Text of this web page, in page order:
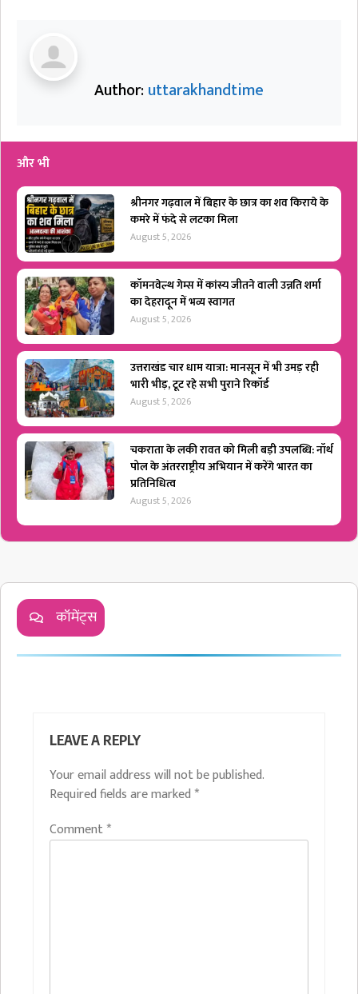
Author:uttarakhandtime
और भी
श्रीनगर गढ़वाल में बिहार के छात्र का शव किराये के
कमरे में फंदे से लटका मिला
August 5, 2026
कॉमनवेल्थ गेम्स में कांस्य जीतने वाली उन्नति शर्मा
का देहरादून में भव्य स्वागत
August 5, 2026
उत्तराखंड चार धाम यात्रा: मानसून में भी उमड़ रही
भारी भीड़, टूट रहे सभी पुराने रिकॉर्ड
August 5, 2026
चकराता के लकी रावत को मिली बड़ी उपलब्धि: नॉर्थ
पोल के अंतरराष्ट्रीय अभियान में करेंगे भारत का
प्रतिनिधित्व
August 5, 2026
कॉमेंट्स
LEAVE A REPLY
Your email address will not be published.
Required fields are marked *
Comment*